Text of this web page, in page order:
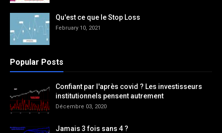
Qu'est ce que le Stop Loss
February 10, 2021
Popular Posts
Confiant par l'après covid ? Les investisseurs
institutionnels pensent autrement
Décembre 03, 2020
Jamais 3 fois sans 4 ?